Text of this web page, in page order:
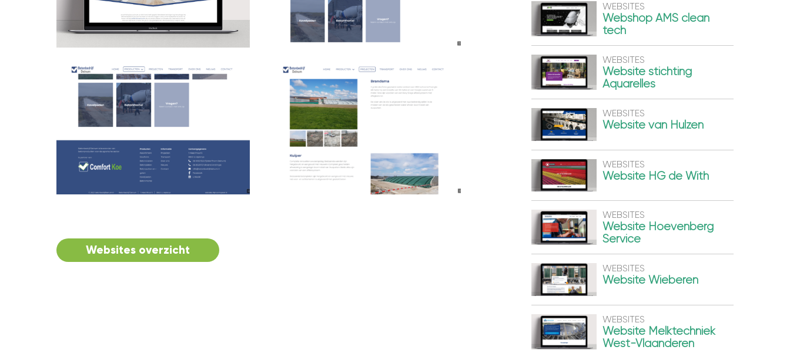
Websites overzicht
WEBSITES
Webshop AMS clean
tech
WEBSITES
Website stichting
Aquarelles
WEBSITES
Website van Hulzen
WEBSITES
Website HG de With
WEBSITES
Website Hoevenberg
Service
WEBSITES
Website Wieberen
WEBSITES
Website Melktechniek
West-Vlaanderen